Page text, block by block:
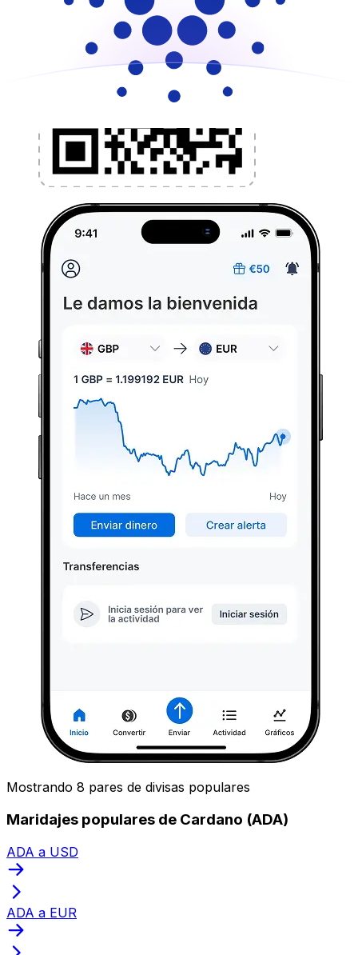
Mostrando 8 pares de divisas populares
Maridajes populares de Cardano (ADA)
ADA a USD
ADA a EUR